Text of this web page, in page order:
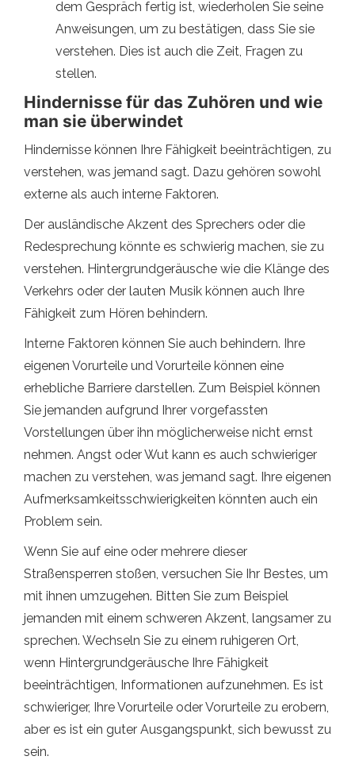
dem Gespräch fertig ist, wiederholen Sie seine
Anweisungen, um zu bestätigen, dass Sie sie
verstehen. Dies ist auch die Zeit, Fragen zu
stellen.
Hindernisse für das Zuhören und wie
man sie überwindet
Hindernisse können Ihre Fähigkeit beeinträchtigen, zu
verstehen, was jemand sagt. Dazu gehören sowohl
externe als auch interne Faktoren.
Der ausländische Akzent des Sprechers oder die
Redesprechung könnte es schwierig machen, sie zu
verstehen. Hintergrundgeräusche wie die Klänge des
Verkehrs oder der lauten Musik können auch Ihre
Fähigkeit zum Hören behindern.
Interne Faktoren können Sie auch behindern. Ihre
eigenen Vorurteile und Vorurteile können eine
erhebliche Barriere darstellen. Zum Beispiel können
Sie jemanden aufgrund Ihrer vorgefassten
Vorstellungen über ihn möglicherweise nicht ernst
nehmen. Angst oder Wut kann es auch schwieriger
machen zu verstehen, was jemand sagt. Ihre eigenen
Aufmerksamkeitsschwierigkeiten könnten auch ein
Problem sein.
Wenn Sie auf eine oder mehrere dieser
Straßensperren stoßen, versuchen Sie Ihr Bestes, um
mit ihnen umzugehen. Bitten Sie zum Beispiel
jemanden mit einem schweren Akzent, langsamer zu
sprechen. Wechseln Sie zu einem ruhigeren Ort,
wenn Hintergrundgeräusche Ihre Fähigkeit
beeinträchtigen, Informationen aufzunehmen. Es ist
schwieriger, Ihre Vorurteile oder Vorurteile zu erobern,
aber es ist ein guter Ausgangspunkt, sich bewusst zu
sein.